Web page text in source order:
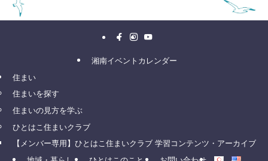
湘南イベントカレンダー
住まい
住まいを探す
住まいの見方を学ぶ
ひとはこ住まいクラブ
【メンバー専用】ひとはこ住まいクラブ 学習コンテンツ・アーカイブ